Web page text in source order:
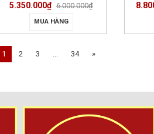
5.350.000₫ 6.000.000₫
MUA HÀNG
1 2 3 ... 34 »